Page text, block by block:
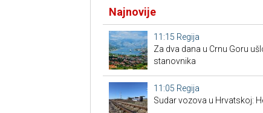
Najnovije
11:15 Regija
Za dva dana u Crnu Goru
stanovnika
11:05 Regija
Sudar vozova u Hrvatskoj: